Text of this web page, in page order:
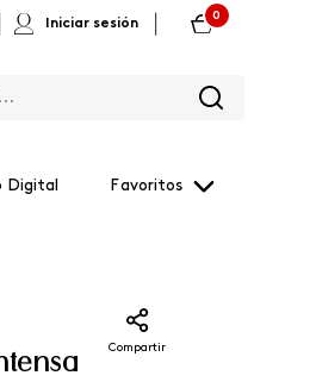
Iniciar sesión
0
Digital Favoritos
Compartir